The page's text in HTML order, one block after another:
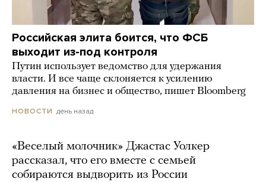
Российская элита боится, что ФСБ
выходит из-под контроля
Путин использует ведомство для удержания
власти. И все чаще склоняется к усилению
давления на бизнес и общество, пишет Bloomberg
НОВОСТИ день назад
«Веселый молочник» Джастас Уолкер
рассказал, что его вместе с семьей
собираются выдворить из России